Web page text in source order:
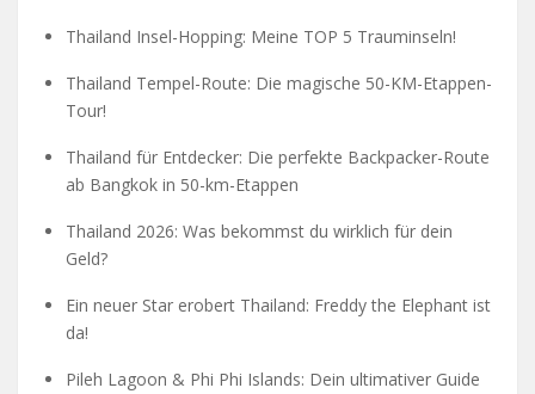
Thailand Insel-Hopping: Meine TOP 5 Trauminseln!
Thailand Tempel-Route: Die magische 50-KM-Etappen-
Tour!
Thailand für Entdecker: Die perfekte Backpacker-Route
ab Bangkok in 50-km-Etappen
Thailand 2026: Was bekommst du wirklich für dein
Geld?
Ein neuer Star erobert Thailand: Freddy the Elephant ist
da!
Pileh Lagoon & Phi Phi Islands: Dein ultimativer Guide